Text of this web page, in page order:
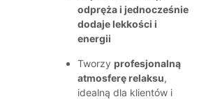
odpręża i jednocześnie
dodaje lekkości i
energii
Tworzy profesjonalną
atmosferę relaksu,
idealną dla klientów i